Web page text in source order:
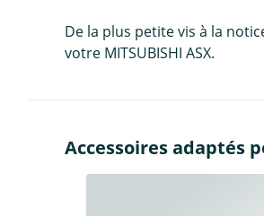
De la plus petite vis à la
votre MITSUBISHI ASX.
Accessoires adaptés